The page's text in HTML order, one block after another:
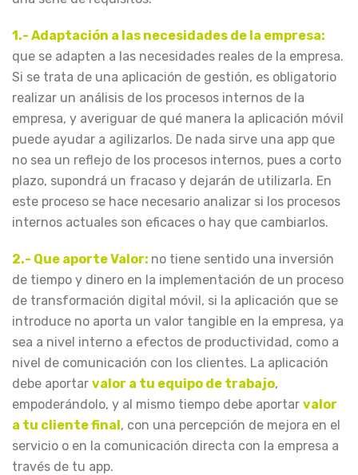
1.- Adaptación a las necesidades de la empresa:
que se adapten a las necesidades reales de la empresa.
Si se trata de una aplicación de gestión, es obligatorio
realizar un análisis de los procesos internos de la
empresa, y averiguar de qué manera la aplicación móvil
puede ayudar a agilizarlos. De nada sirve una app que
no sea un reflejo de los procesos internos, pues a corto
plazo, supondrá un fracaso y dejarán de utilizarla. En
este proceso se hace necesario analizar si los procesos
internos actuales son eficaces o hay que cambiarlos.
2.- Que aporte Valor: no tiene sentido una inversión
de tiempo y dinero en la implementación de un proceso
de transformación digital móvil, si la aplicación que se
introduce no aporta un valor tangible en la empresa, ya
sea a nivel interno a efectos de productividad, como a
nivel de comunicación con los clientes. La aplicación
debe aportar valor a tu equipo de trabajo,
empoderándolo, y al mismo tiempo debe aportar valor
a tu cliente final, con una percepción de mejora en el
servicio o en la comunicación directa con la empresa a
través de tu app.